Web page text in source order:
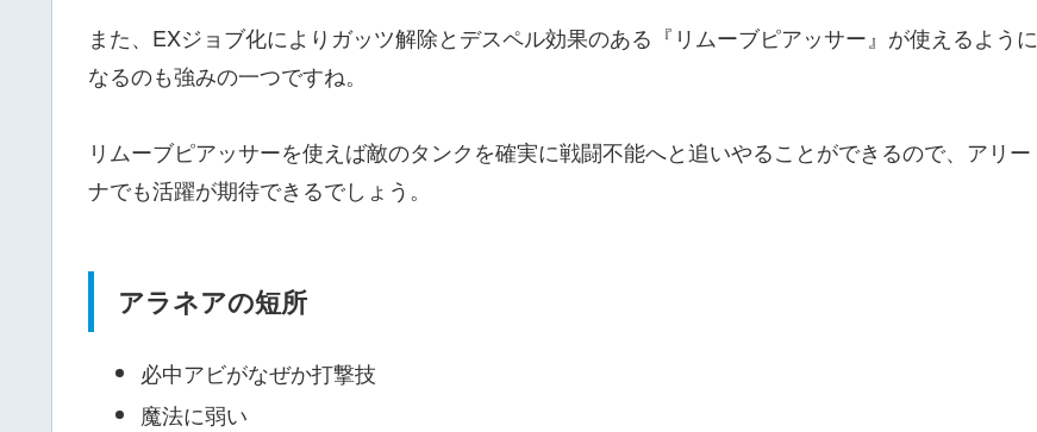
また、EXジョブ化によりガッツ解除とデスペル効果のある『リムーブピアッサー』が使えるように
なるのも強みの一つですね。
リムーブピアッサーを使えば敵のタンクを確実に戦闘不能へと追いやることができるので、アリー
ナでも活躍が期待できるでしょう。
アラネアの短所
必中アビがなぜか打撃技
魔法に弱い